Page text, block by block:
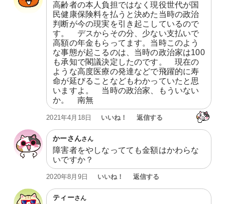
高齢者の本人負担ではなく現役世代が国
民健康保険料を払うと決めた当時の政治
判断が今の現実を引き起こしているので
す。　デスからその分、少ない支払いで
高額の年金もらってます。当時このよう
な事態が起こるのは、当時の政治家は100
も承知で閣議決定したのです。　現在の
ような高度医療の発達などで飛躍的に寿
命が延びることなどもわかっていたと思
いますよ。　当時の政治家、もういない
か。　南無
2021年4月18日 いいね！ 返信する
かーさんさん
障害者をやしなってても金額はかわらな
いですか？
2020年8月9日 いいね！ 返信する
ティーさん